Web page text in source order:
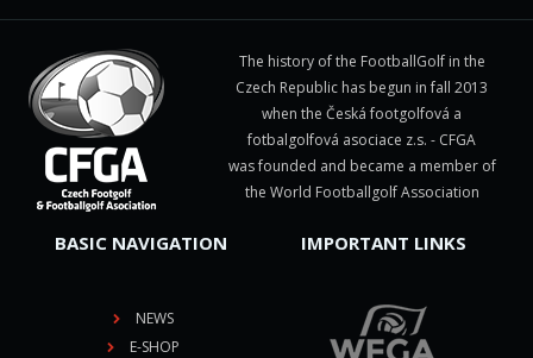
The history of the FootballGolf in the
Czech Republic has begun in fall 2013
when the Česká footgolfová a
fotbalgolfová asociace z.s. - CFGA
was founded and became a member of
the World Footballgolf Association
BASIC NAVIGATION
NEWS
E-SHOP
IMPORTANT LINKS